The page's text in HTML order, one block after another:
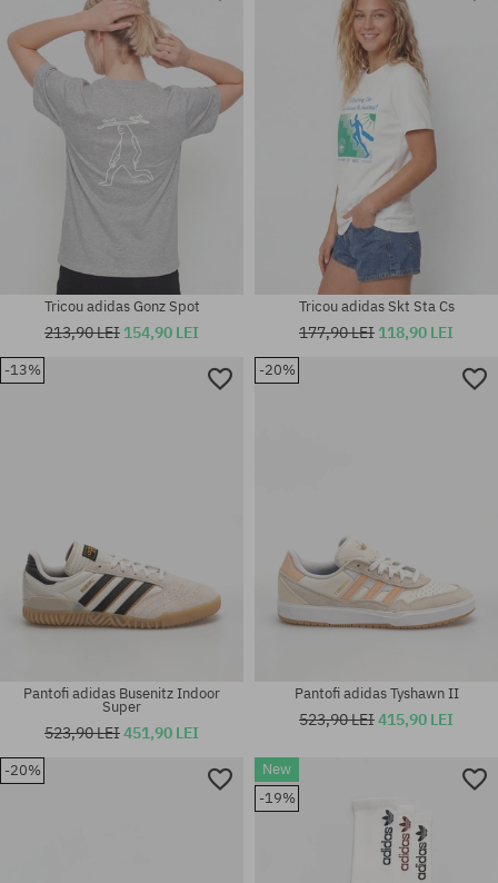
M; L; XL
Tricou adidas Gonz Spot
213,90 LEI 154,90 LEI
Mărimi existente:
M; L; XL
Tricou adidas Skt Sta Cs
177,90 LEI 118,90 LEI
-13%
Pantofi adidas Busenitz Indoor
Super
523,90 LEI451,90 LEI
-20%
Pantofi adidas Tyshawn II
523,90 LEI415,90 LEI
-20%
New
-19%